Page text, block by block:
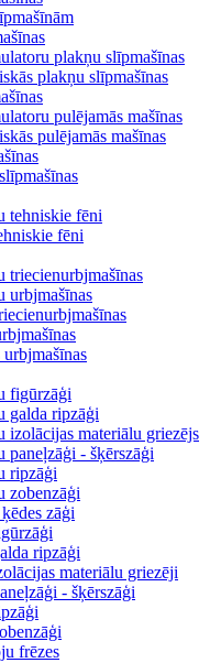
plakņu slīpmašīnas
plakņu slīpmašīnas
pulējamās mašīnas
pulējamās mašīnas
tehniskie fēni
fēni
triecienurbjmašīnas
urbjmašīnas
figūrzāģi
galda ripzāģi
izolācijas materiālu griezējs
paneļzāģi - šķērszāģi
ripzāģi
zobenzāģi
zāģi
ripzāģi
materiālu griezēji
- šķērszāģi
frēzes